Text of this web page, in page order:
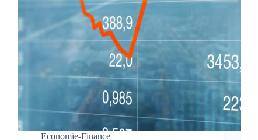
Economie-Finance